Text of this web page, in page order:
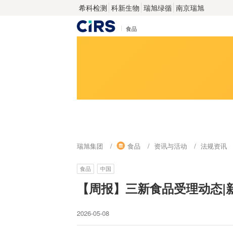
希科检测 科新生物 瑞旭绿循 南京瑞旭
食品
瑞旭集团 食品 资讯与活动 法规资讯
食品 中国
【周报】三新食品受理动态
2026-05-08